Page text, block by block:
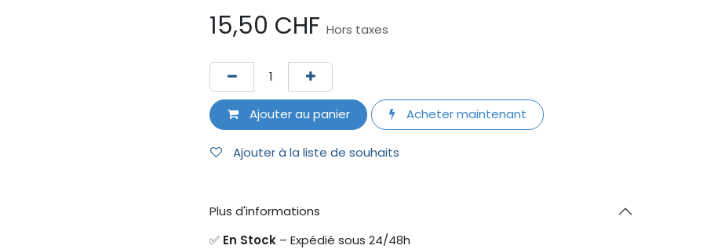
15,50 CHF Hors taxes
Ajouter au panier Acheter maintenant
Ajouter à la liste de souhaits
Plus d'informations
✅ En Stock – Expédié sous 24/48h